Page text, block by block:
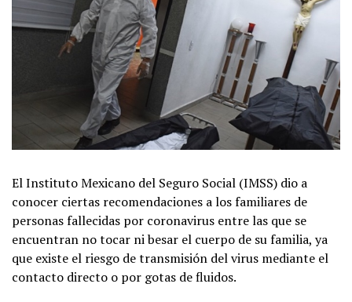
El Instituto Mexicano del Seguro Social (IMSS) dio a
conocer ciertas recomendaciones a los familiares de
personas fallecidas por coronavirus entre las que se
encuentran no tocar ni besar el cuerpo de su familia, ya
que existe el riesgo de transmisión del virus mediante el
contacto directo o por gotas de fluidos.